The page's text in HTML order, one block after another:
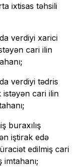
ixtisas təhsili
verdiyi xarici
cari ilin
verdiyi tədris
istəyən cari ilin
buraxılış
iştirak edə
edilmiş cari